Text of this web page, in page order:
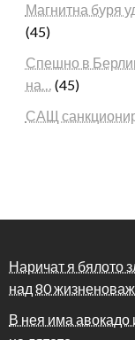
Магнитна буря
(45)
Спешно в
на… (45)
САЩ
Наричат я бялото
над 80
В нея има авокадо